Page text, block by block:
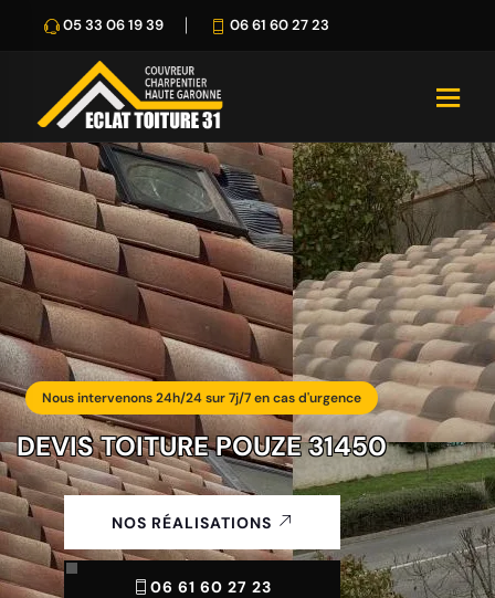
05 33 06 19 39 06 61 60 27 23
Nous intervenons 24h/24 sur 7j/7 en cas d'urgence
DEVIS TOITURE POUZE 31450
NOS RÉALISATIONS
06 61 60 27 23